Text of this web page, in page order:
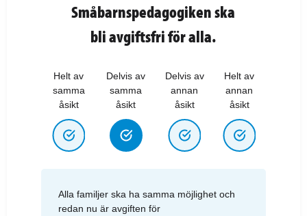
Småbarnspedagogiken ska
bli avgiftsfri för alla.
Helt av
samma
åsikt
Delvis av
samma
åsikt
Delvis av
annan
åsikt
Helt av
annan
åsikt
Alla familjer ska ha samma möjlighet och
redan nu är avgiften för